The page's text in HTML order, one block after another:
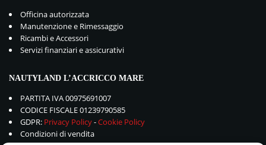
Officina autorizzata
Manutenzione e Rimessaggio
Ricambi e Accessori
Servizi finanziari e assicurativi
NAUTYLAND L’ACCRICCO MARE
PARTITA IVA 00975691007
CODICE FISCALE 01239790585
GDPR: Privacy Policy-Cookie Policy
Condizioni di vendita